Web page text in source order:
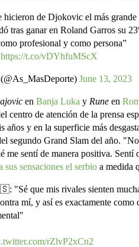
hicieron de Djokovic el más grande
tras ganar en Roland Garros su
profesional y como persona”
https://t.co/vDYhfuMScX
June 13, 2023
en Banja Luka y Runeen
centro de atención de la prensa
años y en la superficie más
segundo Grand Slam del año.
me sentí de manera positiva.
sus sensaciones el serbioa medida
que mis rivales sienten
mí, y así es exactamente como
rZlvP2xCn2